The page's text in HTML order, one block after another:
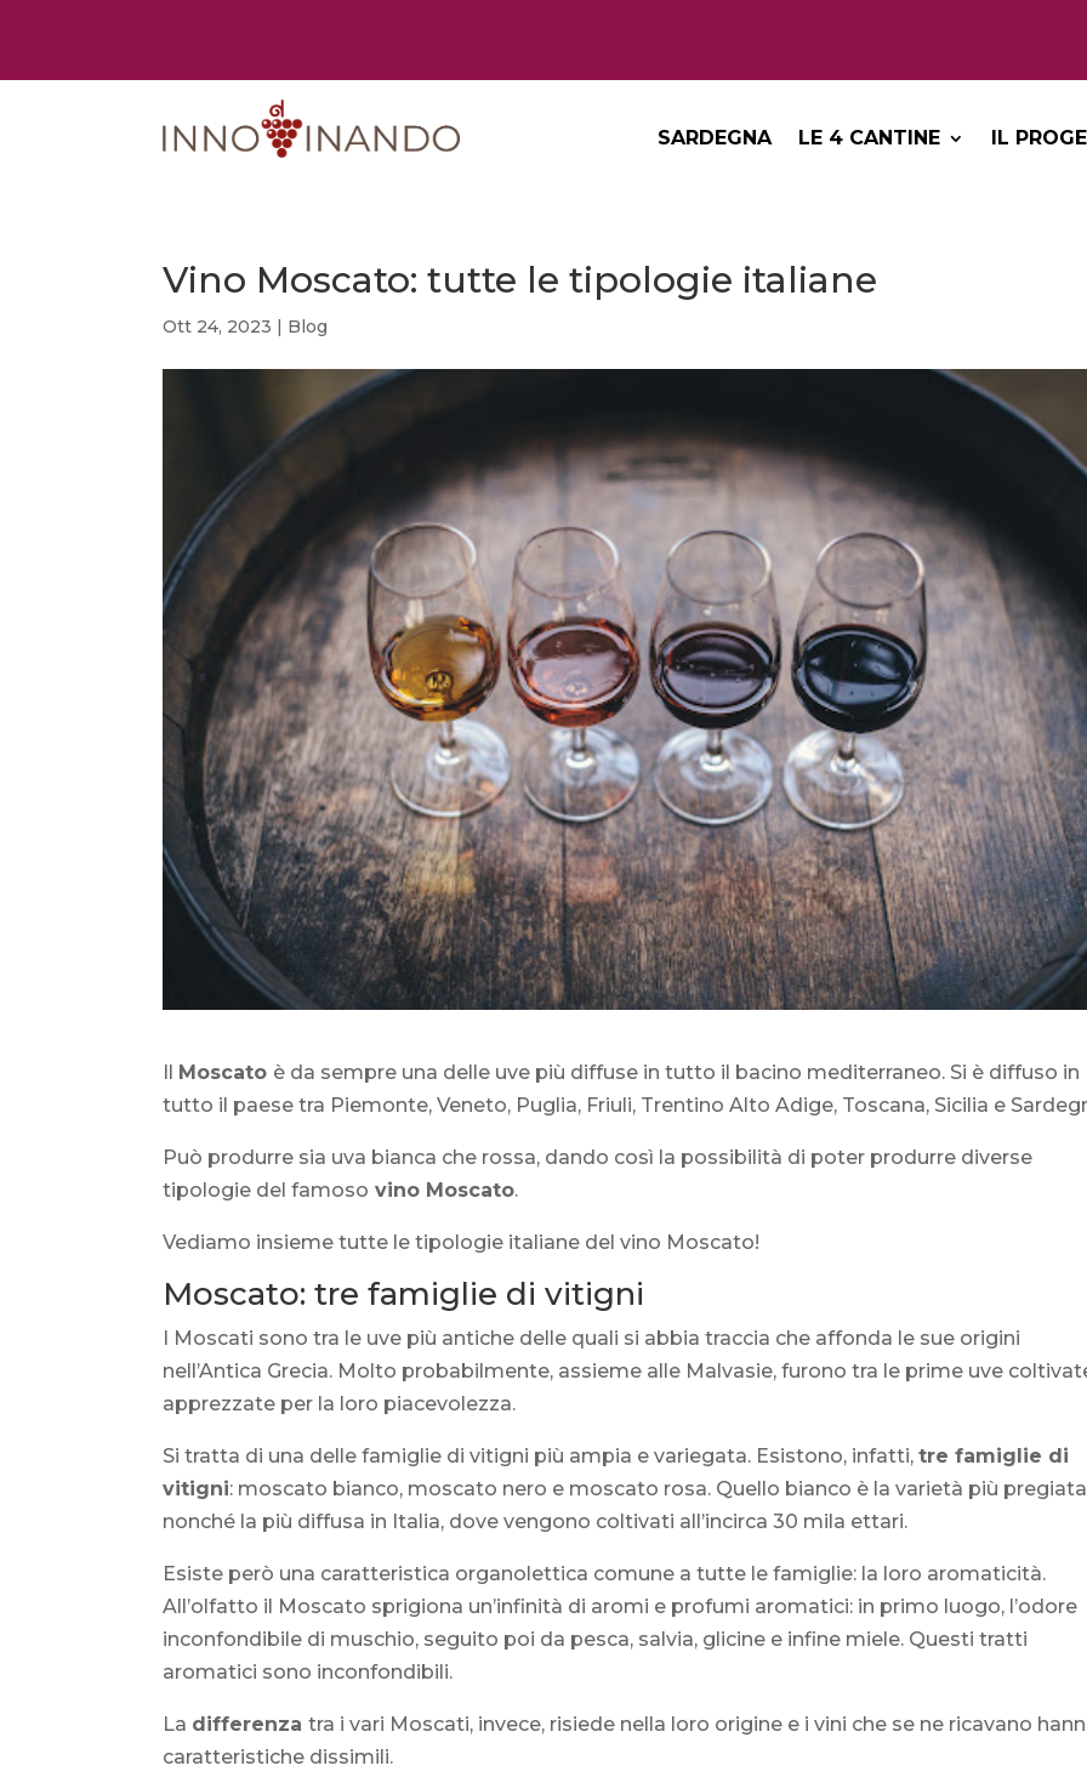
SARDEGNA LE 4 CANTINE IL
Vino Moscato: tutte le tipologie italiane
Ott 24, 2023 Blog
Il Moscato è da sempre una delle uve più diffuse in tutto il bacino mediterraneo. Si è diffuso in
tutto il paese tra Piemonte, Veneto, Puglia, Friuli, Trentino Alto Adige, Toscana, Sicilia e
Può produrre sia uva bianca che rossa, dando così la possibilità di poter produrre diverse
tipologie del famoso vino Moscato.
Vediamo insieme tutte le tipologie italiane del vino Moscato!
Moscato: tre famiglie di vitigni
I Moscati sono tra le uve più antiche delle quali si abbia traccia che affonda le sue origini
nell’Antica Grecia. Molto probabilmente, assieme alle Malvasie, furono tra le prime uve
apprezzate per la loro piacevolezza.
Si tratta di una delle famiglie di vitigni più ampia e variegata. Esistono, infatti,tre famiglie di
vitigni: moscato bianco, moscato nero e moscato rosa. Quello bianco è la varietà più pregiata
nonché la più diffusa in Italia, dove vengono coltivati all’incirca 30 mila ettari.
Esiste però una caratteristica organolettica comune a tutte le famiglie: la loro aromaticità.
All’olfatto il Moscato sprigiona un’infinità di aromi e profumi aromatici: in primo luogo, l’odore
inconfondibile di muschio, seguito poi da pesca, salvia, glicine e infine miele. Questi tratti
aromatici sono inconfondibili.
La differenzatra i vari Moscati, invece, risiede nella loro origine e i vini che se ne ricavano
caratteristiche dissimili.